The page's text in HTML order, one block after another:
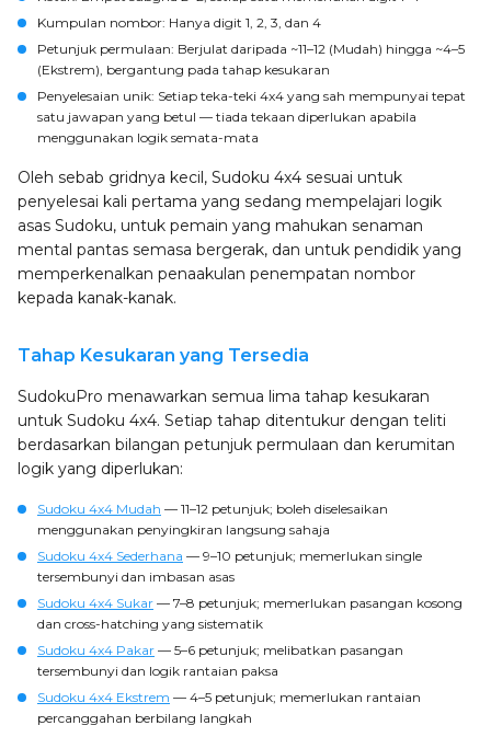
Kumpulan nombor: Hanya digit 1, 2, 3, dan 4
Petunjuk permulaan: Berjulat daripada ~11–12 (Mudah) hingga ~4–5
(Ekstrem), bergantung pada tahap kesukaran
Penyelesaian unik: Setiap teka-teki 4x4 yang sah mempunyai tepat
satu jawapan yang betul — tiada tekaan diperlukan apabila
menggunakan logik semata-mata
Oleh sebab gridnya kecil, Sudoku 4x4 sesuai untuk
penyelesai kali pertama yang sedang mempelajari logik
asas Sudoku, untuk pemain yang mahukan senaman
mental pantas semasa bergerak, dan untuk pendidik yang
memperkenalkan penaakulan penempatan nombor
kepada kanak-kanak.
Tahap Kesukaran yang Tersedia
SudokuPro menawarkan semua lima tahap kesukaran
untuk Sudoku 4x4. Setiap tahap ditentukur dengan teliti
berdasarkan bilangan petunjuk permulaan dan kerumitan
logik yang diperlukan:
Sudoku 4x4 Mudah — 11–12 petunjuk; boleh diselesaikan
menggunakan penyingkiran langsung sahaja
Sudoku 4x4 Sederhana — 9–10 petunjuk; memerlukan single
tersembunyi dan imbasan asas
Sudoku 4x4 Sukar — 7–8 petunjuk; memerlukan pasangan kosong
dan cross-hatching yang sistematik
Sudoku 4x4 Pakar — 5–6 petunjuk; melibatkan pasangan
tersembunyi dan logik rantaian paksa
Sudoku 4x4 Ekstrem — 4–5 petunjuk; memerlukan rantaian
percanggahan berbilang langkah